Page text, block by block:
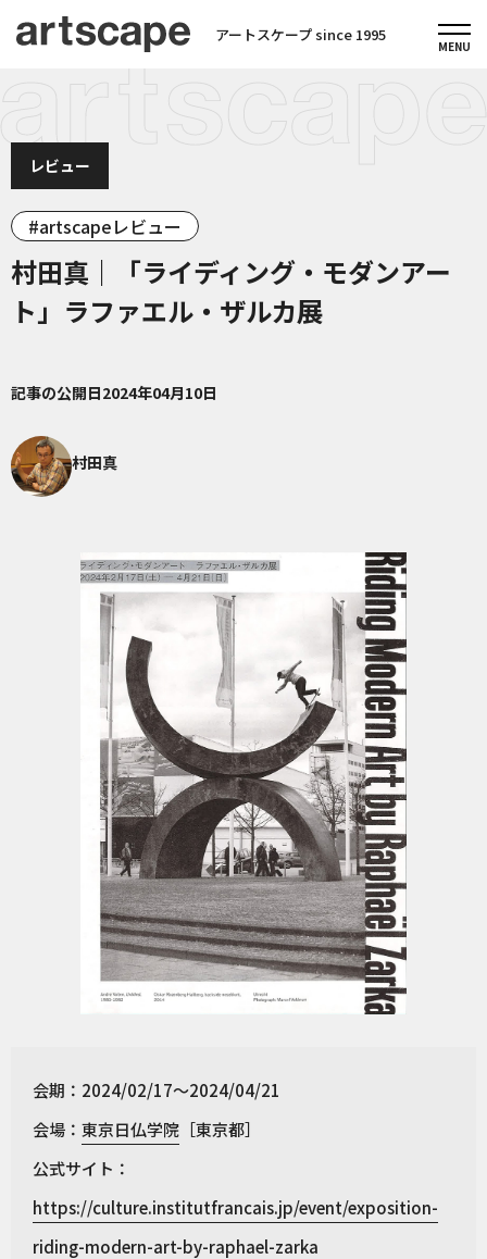
アートスケープ since 1995
レビュー
artscapeレビュー
村田真｜「ライディング・モダンアー
ト」ラファエル・ザルカ展
記事の公開日2024年04月10日
村田真
会期：2024/02/17～2024/04/21
会場： 東京日仏学院 ［東京都］
公式サイト：
https://culture.institutfrancais.jp/event/exposition-
riding-modern-art-by-raphael-zarka